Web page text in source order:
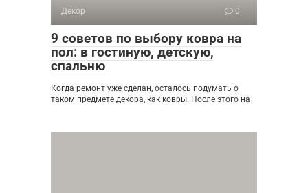
Декор 0
9 советов по выбору ковра на
пол: в гостиную, детскую,
спальню
Когда ремонт уже сделан, осталось подумать о
таком предмете декора, как ковры. После этого на